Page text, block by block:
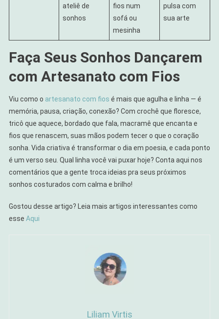
ateliê de
sonhos
fios num
sofá ou
mesinha
pulsa com
sua arte
Faça Seus Sonhos Dançarem
com Artesanato com Fios
Viu como o artesanato com fios é mais que agulha e linha — é
memória, pausa, criação, conexão? Com crochê que floresce,
tricô que aquece, bordado que fala, macramê que encanta e
fios que renascem, suas mãos podem tecer o que o coração
sonha. Vida criativa é transformar o dia em poesia, e cada ponto
é um verso seu. Qual linha você vai puxar hoje? Conta aqui nos
comentários que a gente troca ideias pra seus próximos
sonhos costurados com calma e brilho!
Gostou desse artigo? Leia mais artigos interessantes como
esse Aqui
Liliam Virtis